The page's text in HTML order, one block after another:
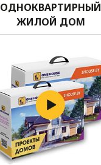
ОДНОКВАРТИРНЫЙ
ЖИЛОЙ ДОМ